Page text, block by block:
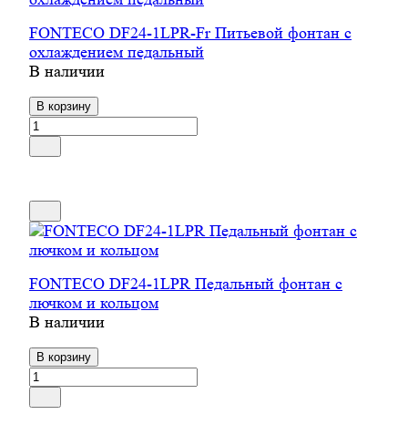
FONTECO DF24-1LPR-Fr Питьевой фонтан с
охлаждением педальный
В наличии
В корзину
FONTECO DF24-1LPR Педальный фонтан с
лючком и кольцом
В наличии
В корзину